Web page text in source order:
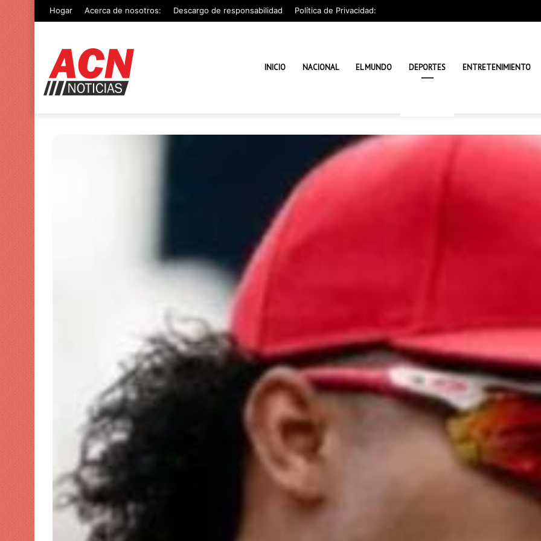
Hogar Acerca de nosotros: Descargo de responsabilidad Política de Privacidad:
INICIO NACIONAL EL MUNDO DEPORTES ENTRETENIMIENTO